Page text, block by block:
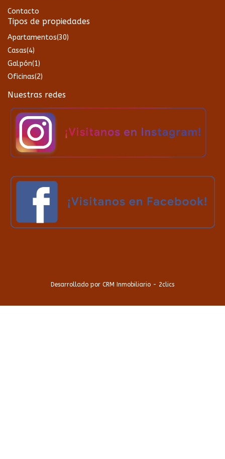
Contacto
Tipos de propiedades
Apartamentos(30)
Casas(4)
Galpón(1)
Oficinas(2)
Nuestras redes
Desarrollado por CRM Inmobiliario - 2clics